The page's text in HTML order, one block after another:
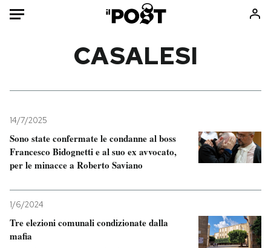
Mondo
Politica
Tecnologia
Internet
Scienza
Cultura
Economia
Consumismi
Storie/Idee
Media
Altrecose
Mondiali calcio 2026
CASALESI
14/7/2025
Sono state confermate le condanne al boss
Francesco Bidognetti e al suo ex avvocato,
per le minacce a Roberto Saviano
1/6/2024
Tre elezioni comunali condizionate dalla
mafia